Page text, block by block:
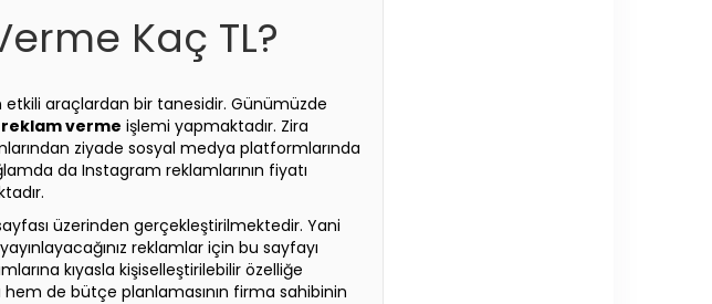
Kaç TL?
etkili araçlardan bir tanesidir. Günümüzde
verme işlemi yapmaktadır. Zira
ziyade sosyal medya platformlarında
da Instagram reklamlarının fiyatı
üzerinden gerçekleştirilmektedir. Yani
reklamlar için bu sayfayı
kıyasla kişiselleştirilebilir özelliğe
de bütçe planlamasının firma sahibinin